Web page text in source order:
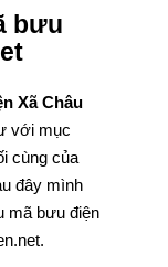
bưu
Xã Châu
với mục
cùng của
đây mình
mã bưu điện